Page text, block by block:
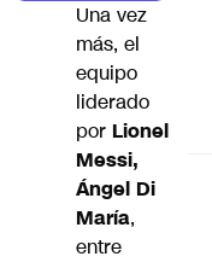
Una vez
más, el
equipo
liderado
por Lionel
Messi,
Ángel Di
María,
entre